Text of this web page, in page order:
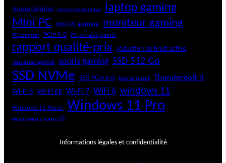
home cinéma laptop bureautique laptop gaming
Mini PC mini PC gaming moniteur gaming
PC compact PCIe 5.0 PC portable gamer
rapport qualité-prix réduction de bruit active
rétroéclairage RGB souris gaming SSD 512 Go
SSD NVMe SSD PCIe 4.0 test produit Thunderbolt 4
Wi-Fi 6 Wi-Fi 6E Wi-Fi 7 WiFi 6 windows 11
Windows 11 Home Windows 11 Pro
écouteurs sans fil
Informations légales et confidentialité